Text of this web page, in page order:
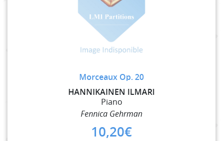
Morceaux Op. 20
HANNIKAINEN ILMARI
Piano
Fennica Gehrman
10,20€